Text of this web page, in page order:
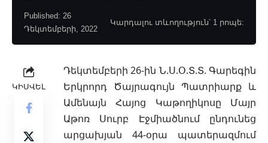
Published: 26
Դեկտեմբերի, 2022
Կարդալու տևողություն՝ 1 րոպե:
ԿԻՍՎԵԼ
Դեկտեմբերի 26-ին Ն.Ս.Օ.Տ.Տ. Գարեգին
Երկրորդ Ծայրագույն Պատրիարք և
Ամենայն Հայոց Կաթողիկոսը Մայր
Աթոռ Սուրբ Էջմիածնում ընդունեց
արցախյան 44-օրա պատերազմում